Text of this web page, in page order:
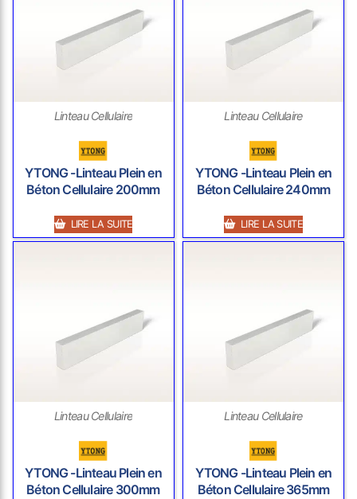
Linteau Cellulaire
YTONG -Linteau Plein en
Béton Cellulaire 200mm
LIRE LA SUITE
Linteau Cellulaire
YTONG -Linteau Plein en
Béton Cellulaire 240mm
LIRE LA SUITE
Linteau Cellulaire
YTONG -Linteau Plein en
Béton Cellulaire 300mm
Linteau Cellulaire
YTONG -Linteau Plein en
Béton Cellulaire 365mm